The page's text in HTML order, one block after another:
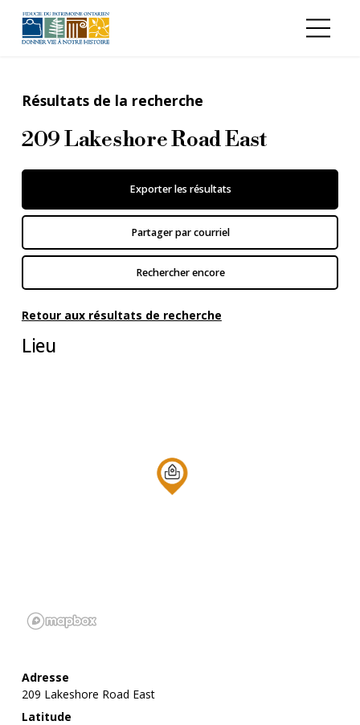
Résultats de la recherche
209 Lakeshore Road East
Exporter les résultats
Partager par courriel
Rechercher encore
Retour aux résultats de recherche
Lieu
Adresse
209 Lakeshore Road East
Latitude